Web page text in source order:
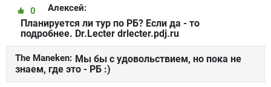
Алексей:
0
Планируется ли тур по РБ? Если да - то
подробнее. Dr.Lecter drlecter.pdj.ru
The Maneken: Мы бы с удовольствием, но пока не
знаем, где это - РБ :)